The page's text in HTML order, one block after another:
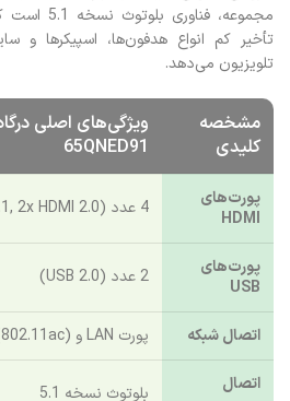
سیستم‌های صوتی خارجی مانند
خروجی صوتی دیجیتال (اپتیکال)
مجموعه،
تأخیر کم انواع هدفون‌ها، اسپیکرها و
تلویزیون می‌دهد.
مشخصه
ویژگی‌های اصلی
4 عدد (2x HDMI 2.1, 2x HDMI 2.0)
USB
2 عدد (USB 2.0)
اتصال شبکه